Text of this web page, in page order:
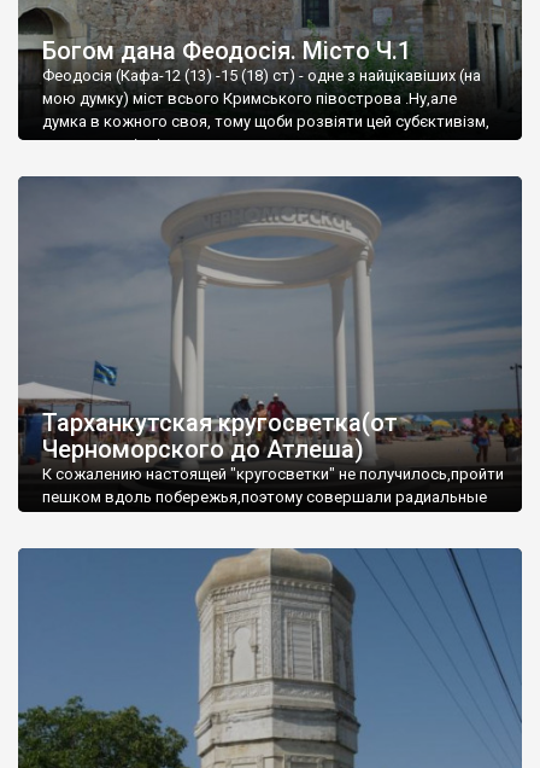
Богом дана Феодосія. Місто Ч.1
Феодосія (Кафа-12 (13) -15 (18) ст) - одне з найцікавіших (на
мою думку) міст всього Кримського півострова .Ну,але
думка в кожного своя, тому щоби розвіяти цей субєктивізм,
запрошую відвідати це
Тарханкутская кругосветка(от
Черноморского до Атлеша)
К сожалению настоящей "кругосветки" не получилось,пройти
пешком вдоль побережья,поэтому совершали радиальные